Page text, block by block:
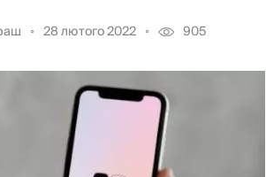
28 лютого 2022 905